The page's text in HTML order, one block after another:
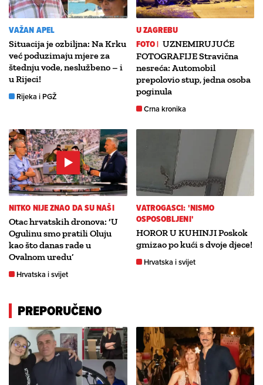
VAŽAN APEL
Situacija je ozbiljna: Na Krku
već poduzimaju mjere za
štednju vode, neslužbeno – i
u Rijeci!
Rijeka i PGŽ
U ZAGREBU
FOTO | UZNEMIRUJUĆE
FOTOGRAFIJE Stravična
nesreća: Automobil
prepolovio stup, jedna osoba
poginula
Crna kronika
NITKO NIJE ZNAO DA SU NAŠI
Otac hrvatskih dronova: ‘U
Ogulinu smo pratili Oluju
kao što danas rade u
Ovalnom uredu’
Hrvatska i svijet
VATROGASCI: 'NISMO
OSPOSOBLJENI'
HOROR U KUHINJI Poskok
gmizao po kući s dvoje djece!
Hrvatska i svijet
PREPORUČENO